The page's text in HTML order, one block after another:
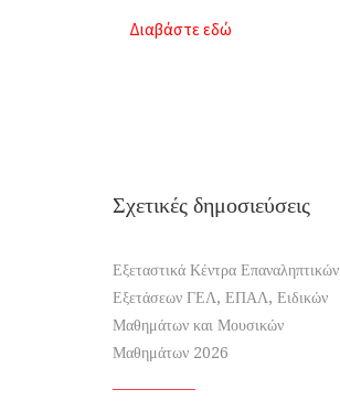
Διαβάστε εδώ
Σχετικές δημοσιεύσεις
Εξεταστικά Κέντρα Επαναληπτικών
Εξετάσεων ΓΕΛ, ΕΠΑΛ, Ειδικών
Μαθημάτων και Μουσικών
Μαθημάτων 2026